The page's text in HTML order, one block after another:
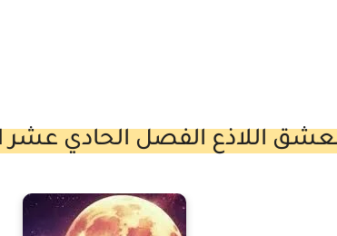
اللاذع الفصل الحادي عشر 11 بقلم سارة علي